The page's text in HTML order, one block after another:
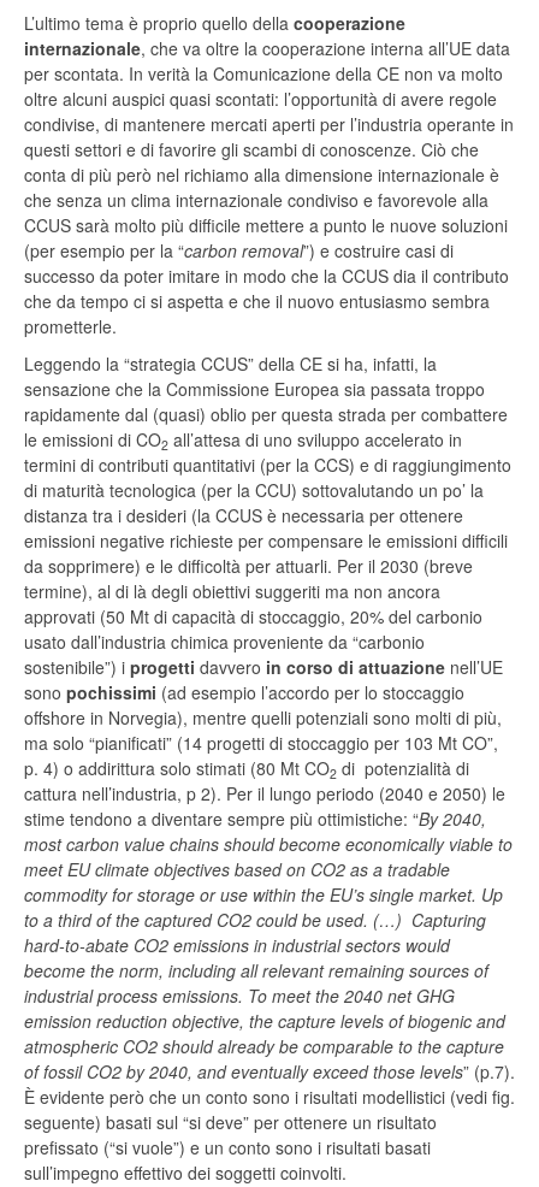
L’ultimo tema è proprio quello della cooperazione
internazionale, che va oltre la cooperazione interna all’UE data
per scontata. In verità la Comunicazione della CE non va molto
oltre alcuni auspici quasi scontati: l’opportunità di avere regole
condivise, di mantenere mercati aperti per l’industria operante in
questi settori e di favorire gli scambi di conoscenze. Ciò che
conta di più però nel richiamo alla dimensione internazionale è
che senza un clima internazionale condiviso e favorevole alla
CCUS sarà molto più difficile mettere a punto le nuove soluzioni
(per esempio per la “carbon removal”) e costruire casi di
successo da poter imitare in modo che la CCUS dia il contributo
che da tempo ci si aspetta e che il nuovo entusiasmo sembra
prometterle.
Leggendo la “strategia CCUS” della CE si ha, infatti, la
sensazione che la Commissione Europea sia passata troppo
rapidamente dal (quasi) oblio per questa strada per combattere
le emissioni di CO2 all’attesa di uno sviluppo accelerato in
termini di contributi quantitativi (per la CCS) e di raggiungimento
di maturità tecnologica (per la CCU) sottovalutando un po’ la
distanza tra i desideri (la CCUS è necessaria per ottenere
emissioni negative richieste per compensare le emissioni difficili
da sopprimere) e le difficoltà per attuarli. Per il 2030 (breve
termine), al di là degli obiettivi suggeriti ma non ancora
approvati (50 Mt di capacità di stoccaggio, 20% del carbonio
usato dall’industria chimica proveniente da “carbonio
sostenibile”) i progetti davvero in corso di attuazione nell’UE
sono pochissimi (ad esempio l’accordo per lo stoccaggio
offshore in Norvegia), mentre quelli potenziali sono molti di più,
ma solo “pianificati” (14 progetti di stoccaggio per 103 Mt CO”,
p. 4) o addirittura solo stimati (80 Mt CO2 di potenzialità di
cattura nell’industria, p 2). Per il lungo periodo (2040 e 2050) le
stime tendono a diventare sempre più ottimistiche: “By 2040,
most carbon value chains should become economically viable to
meet EU climate objectives based on CO2 as a tradable
commodity for storage or use within the EU’s single market. Up
to a third of the captured CO2 could be used. (…) Capturing
hard-to-abate CO2 emissions in industrial sectors would
become the norm, including all relevant remaining sources of
industrial process emissions. To meet the 2040 net GHG
emission reduction objective, the capture levels of biogenic and
atmospheric CO2 should already be comparable to the capture
of fossil CO2 by 2040, and eventually exceed those levels” (p.7).
È evidente però che un conto sono i risultati modellistici (vedi fig.
seguente) basati sul “si deve” per ottenere un risultato
prefissato (“si vuole”) e un conto sono i risultati basati
sull’impegno effettivo dei soggetti coinvolti.